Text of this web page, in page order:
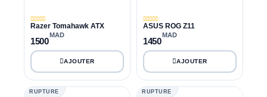
Razer Tomahawk ATX
1500
MAD
ASUS ROG Z11
1450
MAD
RUPTURE RUPTURE